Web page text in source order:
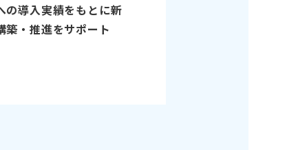
の導入実績をもとに新
築・推進をサポート